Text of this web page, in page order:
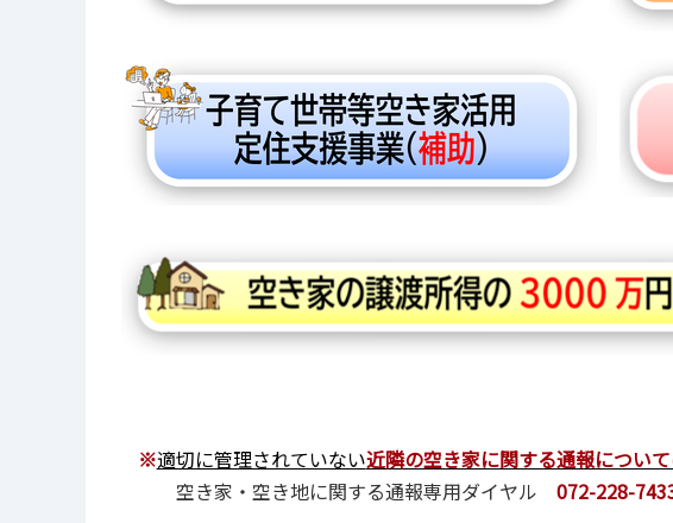
※適切に管理されていない近隣の空き家に関する通報について
空き家・空き地に関する通報専用ダイヤル 072-228-